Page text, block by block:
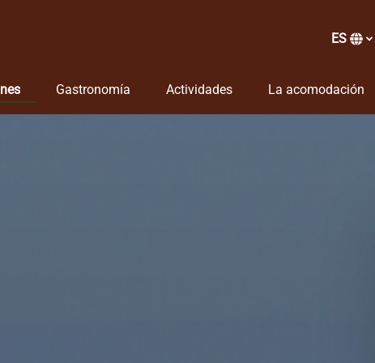
Gastronomía
Menu
Actividades
Menu
La acomodación
ES